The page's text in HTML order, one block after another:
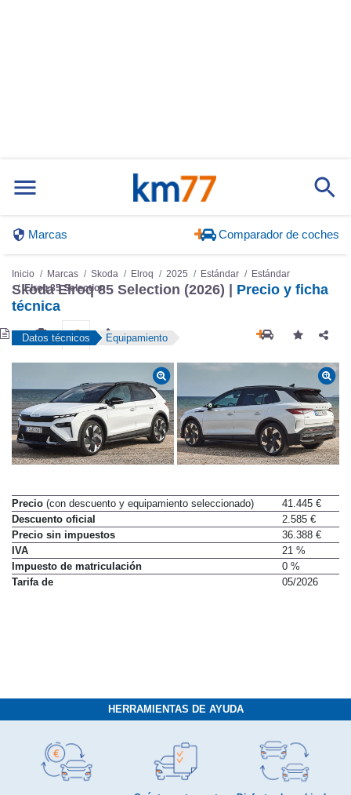
Skoda Elroq 85 Selection (2026) |
Precio y ficha
Precio(con descuento y equipamiento seleccionado)
41.445 €
Descuento oficial
2.585 €
Precio sin impuestos
36.388 €
IVA
21 %
Impuesto de matriculación
0 %
HERRAMIENTAS DE AYUDA